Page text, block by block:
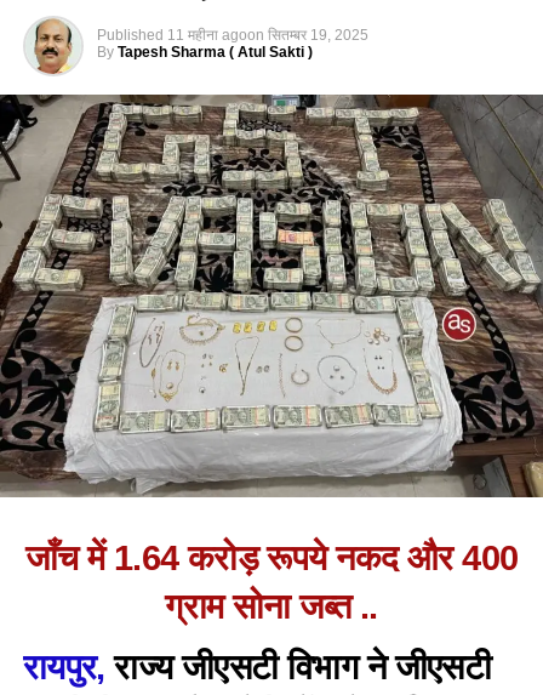
Published 11 महीना agoon सितम्बर 19, 2025
By Tapesh Sharma ( Atul Sakti )
जाँच में 1.64 करोड़ रूपये नकद और 400
ग्राम सोना जब्त ..
रायपुर, राज्य जीएसटी विभाग ने जीएसटी